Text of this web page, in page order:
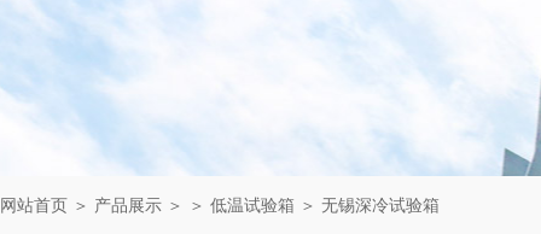
网站首页 ＞ 产品展示 ＞ ＞ 低温试验箱 ＞ 无锡深冷试验箱